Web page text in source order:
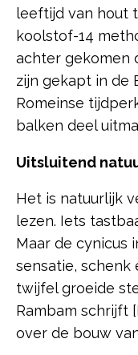
leeftijd van hout
koolstof-14
achter gekomen
zijn gekapt in de
Romeinse
balken deel
Uitsluitend
Het is natuurlijk
lezen. Iets
Maar de cynicus
sensatie, schenk
twijfel groeide
Rambam schrijft
over de bouw